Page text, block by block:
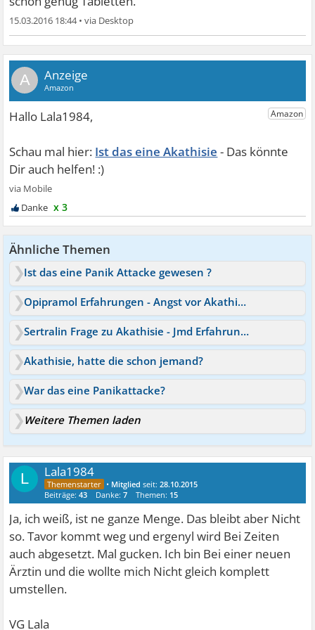
15.03.2016 18:44•
A
Ist das eine Akathisie
x 3
Ähnliche Themen
Ist das eine Panik Attacke gewesen ?
Opipramol Erfahrungen - Angst vor Akathisie
Sertralin Frage zu Akathisie - Jmd Erfahrungen?
Akathisie, hatte die schon jemand?
War das eine Panikattacke?
Weitere Themen laden
L Lala1984
• Mitglied seit:28.10.2015
Beiträge:43 Danke:7 Themen: 15
Ja, ich weiß, ist ne ganze Menge. Das bleibt aber Nicht
so. Tavor kommt weg und ergenyl wird Bei Zeiten
auch abgesetzt. Mal gucken. Ich bin Bei einer neuen
Ärztin und die wollte mich Nicht gleich komplett
umstellen.
VG Lala